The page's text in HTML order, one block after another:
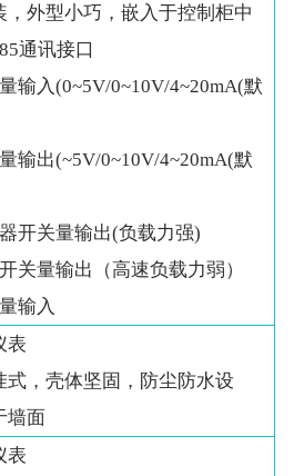
，外型小巧，嵌入于控制柜中
通讯接口
输入(0~5V/0~10V/4~20mA(默
输出(~5V/0~10V/4~20mA(默
开关量输出(负载力强)
关量输出（高速负载力弱）
输入
表
式，壳体坚固，防尘防水设
墙面
表